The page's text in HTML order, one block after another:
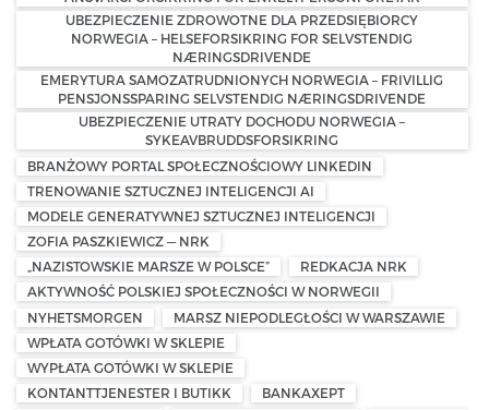
UBEZPIECZENIE ZDROWOTNE DLA PRZEDSIĘBIORCY
NORWEGIA – HELSEFORSIKRING FOR SELVSTENDIG
NÆRINGSDRIVENDE
EMERYTURA SAMOZATRUDNIONYCH NORWEGIA – FRIVILLIG
PENSJONSSPARING SELVSTENDIG NÆRINGSDRIVENDE
UBEZPIECZENIE UTRATY DOCHODU NORWEGIA –
SYKEAVBRUDDSFORSIKRING
BRANŻOWY PORTAL SPOŁECZNOŚCIOWY LINKEDIN
TRENOWANIE SZTUCZNEJ INTELIGENCJI AI
MODELE GENERATYWNEJ SZTUCZNEJ INTELIGENCJI
ZOFIA PASZKIEWICZ — NRK
„NAZISTOWSKIE MARSZE W POLSCE”
REDKACJA NRK
AKTYWNOŚĆ POLSKIEJ SPOŁECZNOŚCI W NORWEGII
NYHETSMORGEN
MARSZ NIEPODLEGŁOŚCI W WARSZAWIE
WPŁATA GOTÓWKI W SKLEPIE
WYPŁATA GOTÓWKI W SKLEPIE
KONTANTTJENESTER I BUTIKK
BANKAXEPT